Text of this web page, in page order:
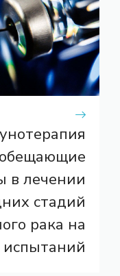
в лечении
стадий
рака на
испытаний